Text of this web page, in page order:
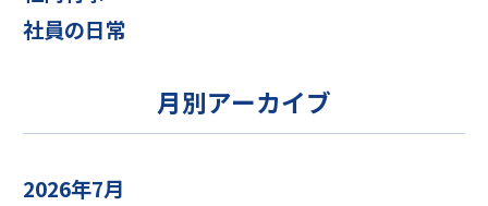
社員の日常
月別アーカイブ
2026年7月